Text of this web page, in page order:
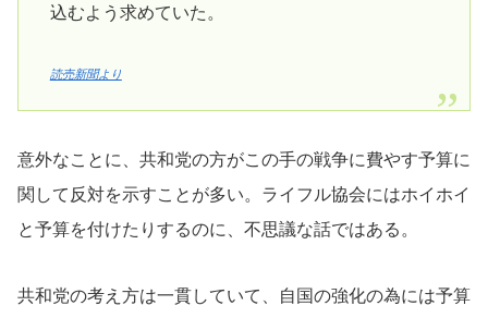
込むよう求めていた。
読売新聞より
意外なことに、共和党の方がこの手の戦争に費やす予算に
関して反対を示すことが多い。ライフル協会にはホイホイ
と予算を付けたりするのに、不思議な話ではある。
共和党の考え方は一貫していて、自国の強化の為には予算